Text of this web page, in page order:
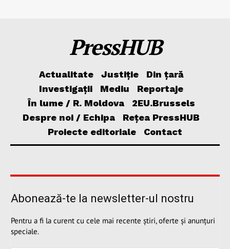
PressHUB
Actualitate Justiție
Din țară
Investigații
Mediu
Reportaje
În lume / R. Moldova
2EU.Brussels
Despre noi / Echipa
Rețea PressHUB
Proiecte editoriale
Contact
Abonează-te la newsletter-ul nostru
Pentru a fi la curent cu cele mai recente știri, oferte și anunțuri
speciale.